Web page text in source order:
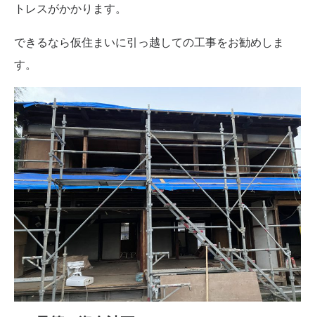
トレスがかかります。
できるなら仮住まいに引っ越しての工事をお勧めしま
す。